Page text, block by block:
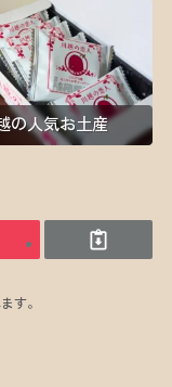
の人気お土産
す。